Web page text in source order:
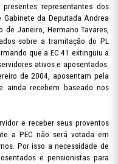
representantes dos
Gabinete da Deputada Andrea
de Janeiro, Hermano Tavares,
sobre a tramitação do PL
que a EC 41 extinguiu a
ativos e aposentados.
de 2004, aposentam pela
ainda recebem baseado nos
e receber seus proventos
a PEC não será votada em
Por isso a necessidade de
e pensionistas para